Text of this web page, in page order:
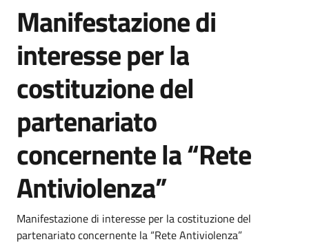
Manifestazione di
interesse per la
costituzione del
partenariato
concernente la “Rete
Antiviolenza”
Dettagli della notizia
Manifestazione di interesse per la costituzione del
partenariato concernente la “Rete Antiviolenza”